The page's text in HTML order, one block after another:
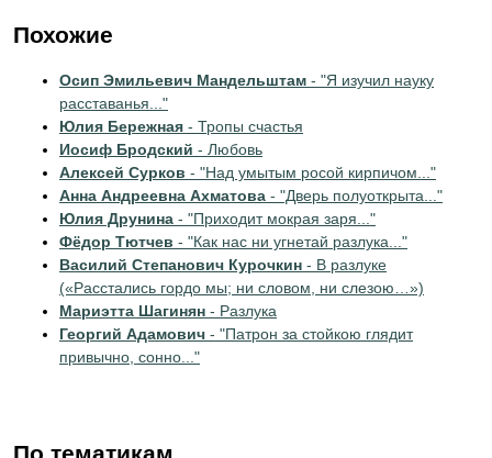
Похожие
Осип Эмильевич Мандельштам - "Я изучил науку
расставанья..."
Юлия Бережная - Тропы счастья
Иосиф Бродский - Любовь
Алексей Сурков - "Над умытым росой кирпичом..."
Анна Андреевна Ахматова - "Дверь полуоткрыта..."
Юлия Друнина - "Приходит мокрая заря..."
Фёдор Тютчев - "Как нас ни угнетай разлука..."
Василий Степанович Курочкин - В разлуке
(«Расстались гордо мы; ни словом, ни слезою…»)
Мариэтта Шагинян - Разлука
Георгий Адамович - "Патрон за стойкою глядит
привычно, сонно..."